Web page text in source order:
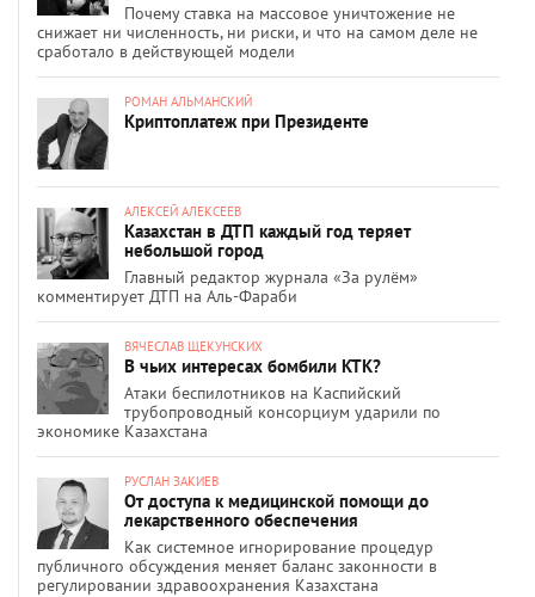
Почему ставка на массовое уничтожение не
снижает ни численность, ни риски, и что на самом деле не
сработало в действующей модели
РОМАН АЛЬМАНСКИЙ
Криптоплатеж при Президенте
АЛЕКСЕЙ АЛЕКСЕЕВ
Казахстан в ДТП каждый год теряет
небольшой город
Главный редактор журнала «За рулём»
комментирует ДТП на Аль-Фараби
ВЯЧЕСЛАВ ЩЕКУНСКИХ
В чьих интересах бомбили КТК?
Атаки беспилотников на Каспийский
трубопроводный консорциум ударили по
экономике Казахстана
РУСЛАН ЗАКИЕВ
От доступа к медицинской помощи до
лекарственного обеспечения
Как системное игнорирование процедур
публичного обсуждения меняет баланс законности в
регулировании здравоохранения Казахстана